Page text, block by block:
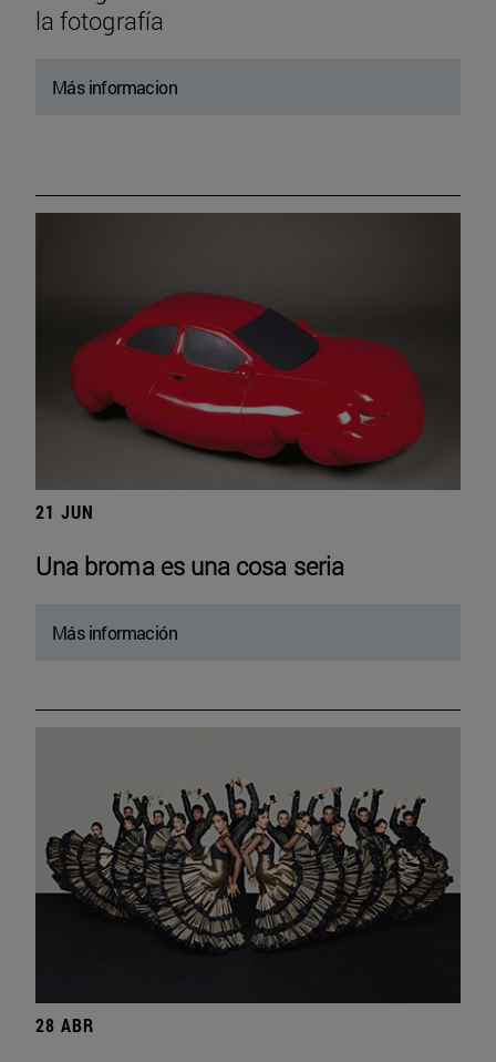
la fotografía
Más informacion
21 JUN
Una broma es una cosa seria
Más información
28 ABR